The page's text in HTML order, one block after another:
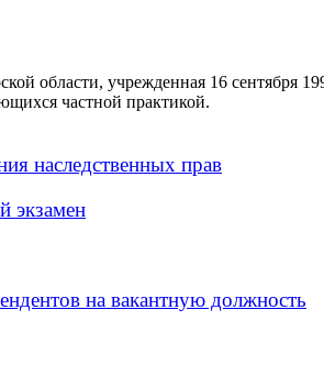
области, учрежденная 16 сентября
частной практикой.
наследственных прав
экзамен
на вакантную должность